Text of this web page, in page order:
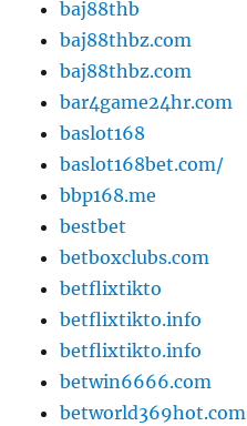
baj88thb
baj88thbz.com
baj88thbz.com
bar4game24hr.com
baslot168
baslot168bet.com/
bbp168.me
bestbet
betboxclubs.com
betflixtikto
betflixtikto.info
betflixtikto.info
betwin6666.com
betworld369hot.com